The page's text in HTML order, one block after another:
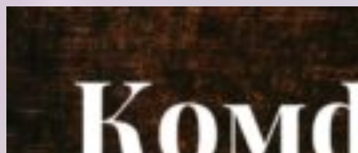
Перейти
содержимому